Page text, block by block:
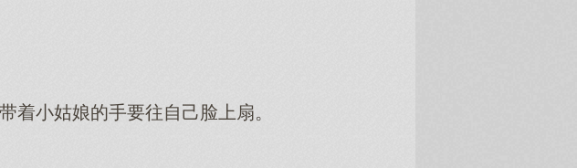
着小姑娘的手要往自己脸上扇。